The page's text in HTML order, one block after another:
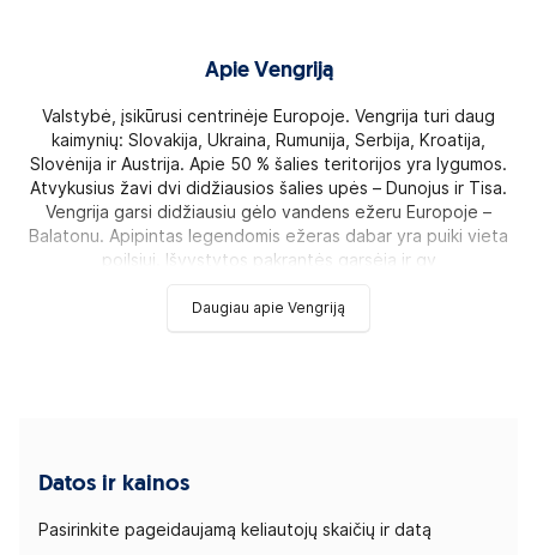
Apie Vengriją
Valstybė, įsikūrusi centrinėje Europoje. Vengrija turi daug
kaimynių: Slovakija, Ukraina, Rumunija, Serbija, Kroatija,
Slovėnija ir Austrija. Apie 50 % šalies teritorijos yra lygumos.
Atvykusius žavi dvi didžiausios šalies upės – Dunojus ir Tisa.
Vengrija garsi didžiausiu gėlo vandens ežeru Europoje –
Balatonu. Apipintas legendomis ežeras dabar yra puiki vieta
poilsiui. Išvystytos pakrantės garsėja ir gy
Daugiau apie Vengriją
Datos ir kainos
Pasirinkite pageidaujamą keliautojų skaičių ir datą